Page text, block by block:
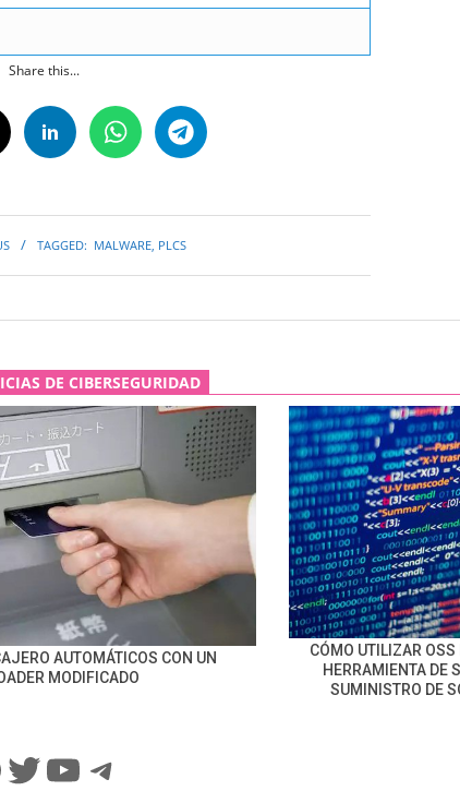
Share this...
TAGGED: MALWARE, PLCS
DE CIBERSEGURIDAD
AUTOMÁTICOS CON UN
MODIFICADO
CÓMO UTILIZAR OSS
HERRAMIENTA DE
SUMINISTRO DE
Twitter
YouTube
Telegram